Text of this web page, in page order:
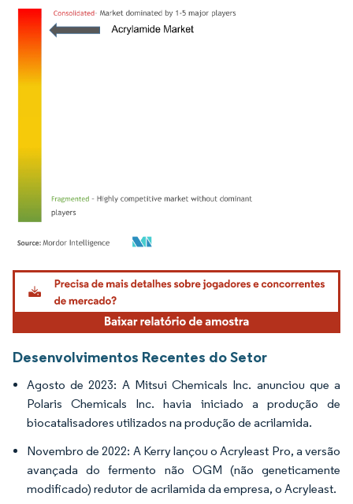
Imagem © Mordor Intelligence. O reuso requer atribuição conforme CC BY 4.0.
Desenvolvimentos Recentes do Setor
Agosto de 2023: A Mitsui Chemicals Inc. anunciou que a
Polaris Chemicals Inc. havia iniciado a produção de
biocatalisadores utilizados na produção de acrilamida.
Novembro de 2022: A Kerry lançou o Acryleast Pro, a versão
avançada do fermento não OGM (não geneticamente
modificado) redutor de acrilamida da empresa, o Acryleast.